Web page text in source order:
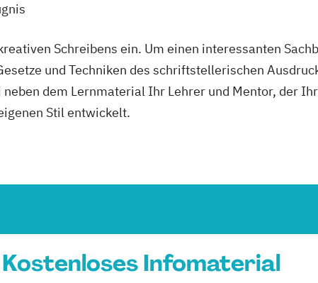
Schreibens ein. Um einen interessanten
und Techniken des schriftstellerischen
dem Lernmaterial Ihr Lehrer und Mentor, der
Stil entwickelt.
Kostenloses Infomaterial